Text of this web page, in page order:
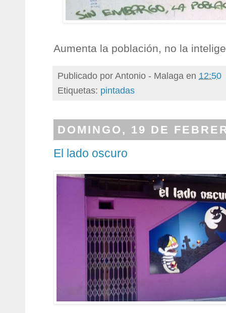
Aumenta la población, no la
Publicado porAntonio - Malaga en 12:50
Etiquetas: pintadas
DOMINGO, 19 DE
El lado oscuro